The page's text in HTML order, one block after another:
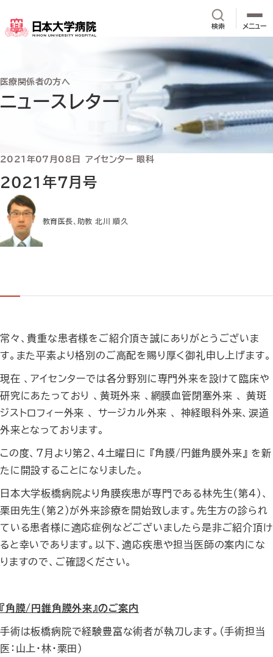
検索サイト内検
メニュー
医療関係者の方へ
ニュースレター
2021年7月号
2021年07月08日 アイセンター 眼科
教育医長、助教 北川 順久
常々、貴重な患者様をご紹介頂き誠にありがとうございま
す。また平素より格別のご高配を賜り厚く御礼申し上げます。
現在 、アイセンターでは各分野別に専門外来を設けて臨床や
研究にあたっており 、黄斑外来 、網膜血管閉塞外来 、 黄斑
ジストロフィー外来 、 サージカル外来 、 神経眼科外来、涙道
外来となっております。
この度、7月より第2、４土曜日に 『角膜/円錐角膜外来』 を新
たに開設することになりました。
日本大学板橋病院より角膜疾患が専門である林先生（第4）、
栗田先生（第2）が外来診療を開始致します。先生方の診られ
ている患者様に適応症例などございましたら是非ご紹介頂け
ると幸いであります。以下、適応疾患や担当医師の案内にな
りますので、ご確認ください。
『角膜/円錐角膜外来』のご案内
手術は板橋病院で経験豊富な術者が執刀します。（手術担当
医：山上・林・栗田）